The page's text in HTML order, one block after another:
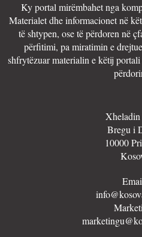
Ky portal mirëmbahet nga
Materialet dhe informacionet në
të shtypen, ose të përdoren në
përfitimi, pa miratimin e
shfrytëzuar materialin e këtij
Xheladin
Bregu i
10000